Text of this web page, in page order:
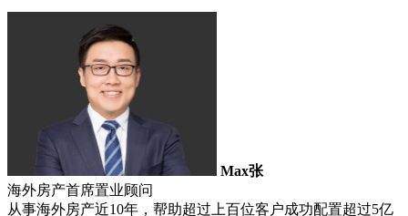
Max张
海外房产首席置业顾问
从事海外房产近10年，帮助超过上百位客户成功配置超过5亿